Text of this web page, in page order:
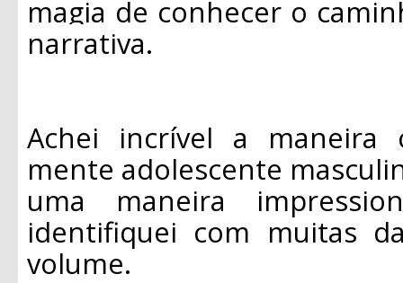
magia de conhecer o
narrativa.
Achei incrível a maneira
mente adolescente
uma maneira
identifiquei com muitas
volume.